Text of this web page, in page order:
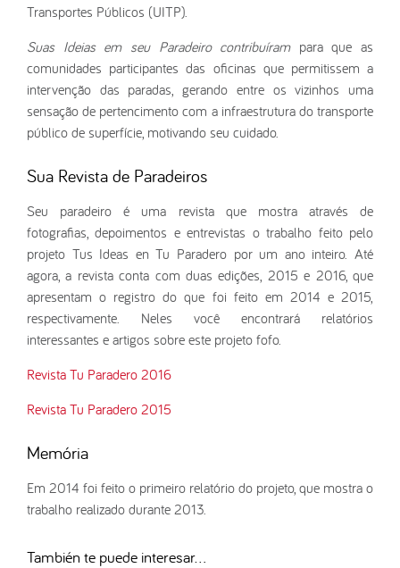
Transportes Públicos (UITP).
Suas Ideias em seu Paradeiro contribuírampara que as
comunidades participantes das oficinas que permitissem a
intervenção das paradas, gerando entre os vizinhos uma
sensação de pertencimento com a infraestrutura do transporte
público de superfície, motivando seu cuidado.
Sua Revista de Paradeiros
Seu paradeiro é uma revista que mostra através de
fotografias, depoimentos e entrevistas o trabalho feito pelo
projeto Tus Ideas en Tu Paradero por um ano inteiro. Até
agora, a revista conta com duas edições, 2015 e 2016, que
apresentam o registro do que foi feito em 2014 e 2015,
respectivamente. Neles você encontrará relatórios
interessantes e artigos sobre este projeto fofo.
Revista Tu Paradero 2016
Revista Tu Paradero 2015
Memória
Em 2014 foi feito o primeiro relatório do projeto, que mostra o
trabalho realizado durante 2013.
También te puede interesar...